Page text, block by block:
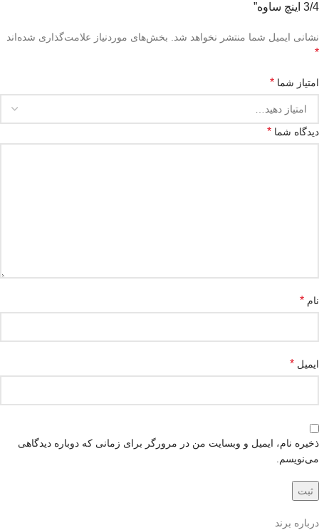
3/4 اینچ ساوه”
نشانی ایمیل شما منتشر نخواهد شد. بخش‌های موردنیاز علامت‌گذاری شده‌اند
*
امتیاز شما *
دیدگاه شما *
نام *
ایمیل *
ذخیره نام، ایمیل و وبسایت من در مرورگر برای زمانی که دوباره دیدگاهی
می‌نویسم.
درباره برند